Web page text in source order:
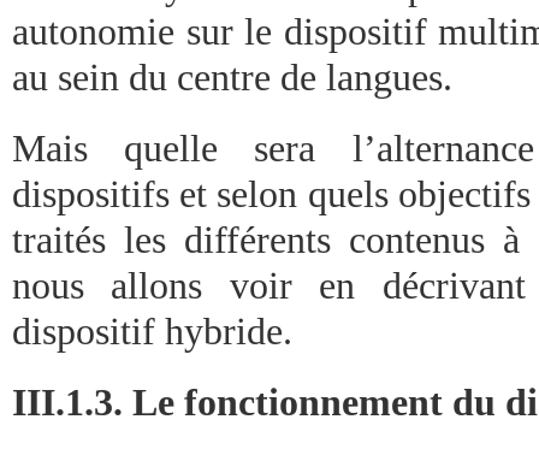
autonomie sur le dispositif
au sein du centre de langues.
Mais quelle sera
dispositifs et selon quels
traités les différents contenus à
nous allons voir en
dispositif hybride.
III.1.3. Le fonctionnement du